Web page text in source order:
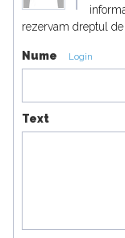
rezervam dreptul
Nume Login
Text